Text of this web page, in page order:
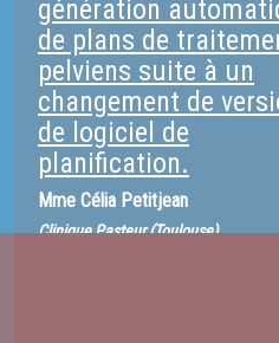
génération
de plans de
pelviens suite à un
changement de
de logiciel de
planification.
Mme Célia Petitjean
Clinique Pasteur (Toulouse)